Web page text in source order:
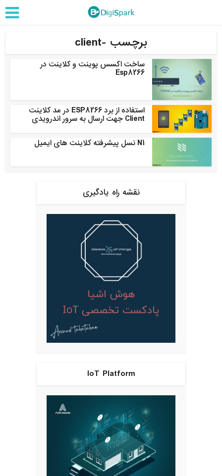
برچسب -client
ساخت اکسس پوینت و کلاینت در
Esp8266
استفاده از برد ESP8266 در مد کلاینت
Client جهت ارسال به سرور اندرویدی
N1 نسل پیشرفته کلاینت های ایمیل
نقشه راه یادگیری
IoT Platform